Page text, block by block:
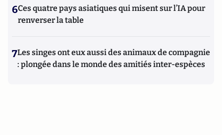
6Ces quatre pays asiatiques qui misent sur l’IA pour
renverser la table
7Les singes ont eux aussi des animaux de compagnie
: plongée dans le monde des amitiés inter-espèces